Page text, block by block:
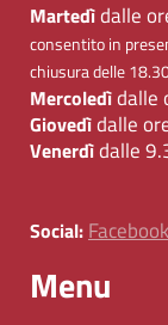
Martedìdalle
consentito in
chiusura delle
Mercoledìdalle
Giovedìdalle
Venerdìdalle
Social: Facebook
Menu